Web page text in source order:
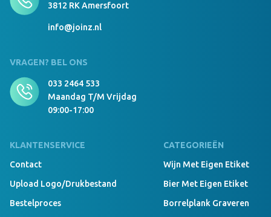
3812 RK Amersfoort
info@joinz.nl
VRAGEN? BEL ONS
033 2464 533
Maandag T/m Vrijdag
09:00-17:00
KLANTENSERVICE
Contact
Upload Logo/drukbestand
Bestelproces
CATEGORIEËN
Wijn Met Eigen Etiket
Bier Met Eigen Etiket
Borrelplank Graveren